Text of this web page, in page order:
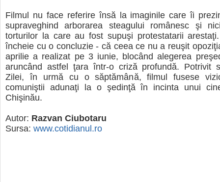
Filmul nu face referire însă la imaginile care îi
supraveghind arborarea steagului românesc şi
torturilor la care au fost supuşi protestatarii
încheie cu o concluzie - că ceea ce nu a reuşit
aprilie a realizat pe 3 iunie, blocând alegerea
aruncând astfel ţara într-o criză profundă. Potrivit
Zilei, în urmă cu o săptămână, filmul fusese
comuniştii adunaţi la o şedinţă în incinta unui
Chişinău.
Autor: Razvan Ciubotaru
Sursa: www.cotidianul.ro